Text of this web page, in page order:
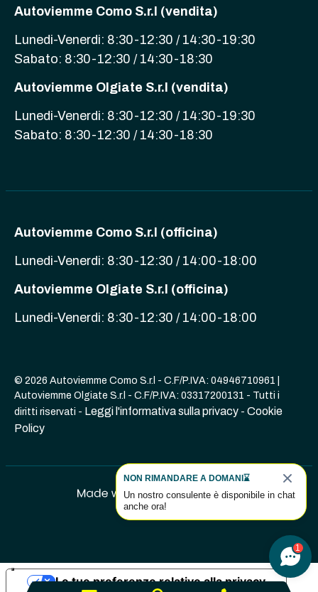
Autoviemme Como S.r.l (vendita)
Lunedi-Venerdi: 8:30-12:30 / 14:30-19:30
Sabato: 8:30-12:30 / 14:30-18:30
Autoviemme Olgiate S.r.l (vendita)
Lunedi-Venerdi: 8:30-12:30 / 14:30-19:30
Sabato: 8:30-12:30 / 14:30-18:30
Autoviemme Como S.r.l (officina)
Lunedi-Venerdi: 8:30-12:30 / 14:00-18:00
Autoviemme Olgiate S.r.l (officina)
Lunedi-Venerdi: 8:30-12:30 / 14:00-18:00
© 2026 Autoviemme Como S.r.l - C.F/P.IVA: 04946710961 |
Autoviemme Olgiate S.r.l - C.F/P.IVA: 03317200131 - Tutti i
diritti riservati - Leggi l'informativa sulla privacy - Cookie
Policy
1
NON RIMANDARE A DOMANI⌛
Un nostro consulente è disponibile in chat
anche ora!
Le tue preferenze relative alla privacy